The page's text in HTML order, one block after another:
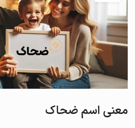
معنی اسم ضحاک